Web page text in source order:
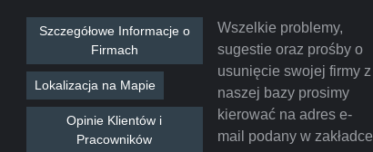
Szczegółowe Informacje o
Firmach
Lokalizacja na Mapie
Opinie Klientów i
Pracowników
Wszelkie problemy,
sugestie oraz prośby o
usunięcie swojej firmy z
naszej bazy prosimy
kierować na adres e-
mail podany w zakładce